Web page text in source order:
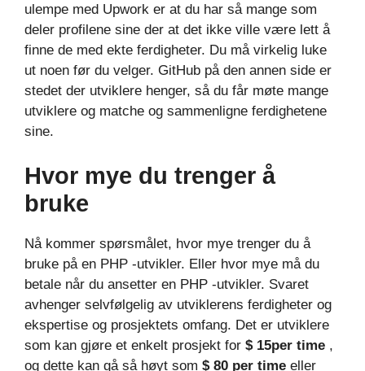
ulempe med Upwork er at du har så mange som
deler profilene sine der at det ikke ville være lett å
finne de med ekte ferdigheter. Du må virkelig luke
ut noen før du velger. GitHub på den annen side er
stedet der utviklere henger, så du får møte mange
utviklere og matche og sammenligne ferdighetene
sine.
Hvor mye du trenger å
bruke
Nå kommer spørsmålet, hvor mye trenger du å
bruke på en PHP -utvikler. Eller hvor mye må du
betale når du ansetter en PHP -utvikler. Svaret
avhenger selvfølgelig av utviklerens ferdigheter og
ekspertise og prosjektets omfang. Det er utviklere
som kan gjøre et enkelt prosjekt for $ 15per time ,
og dette kan gå så høyt som $ 80 per time eller